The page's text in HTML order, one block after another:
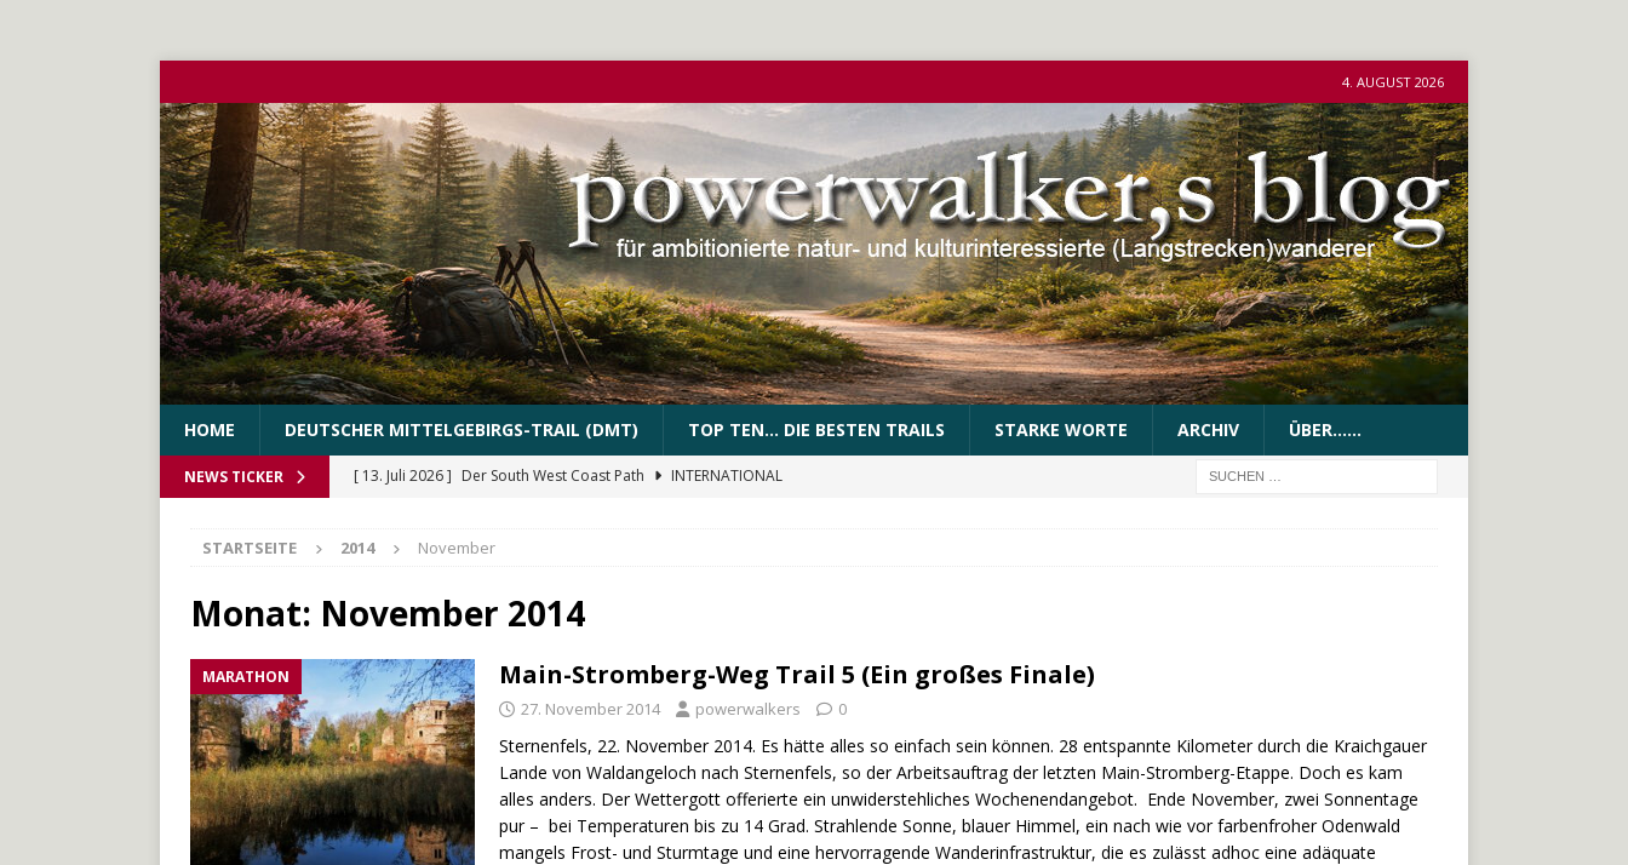
4. AUGUST 2026
HOME DEUTSCHER MITTELGEBIRGS-TRAIL (DMT) TOP TEN… DIE BESTEN TRAILS STARKE WORTE ARCHIV ÜBER……
NEWS TICKER [ 13. Juli 2026 ] Der South West Coast Path
INTERNATIONAL
[ 27. Mai 2026 ] Der München Trail
[ 3. Mai 2026 ]
Der Bliessteig
QUALITÄTSWANDERWEGE
STARTSEITE 2014 November
Monat: November 2014
MARATHON Main-Stromberg-Weg Trail 5 (Ein großes Finale)
27. November 2014 powerwalkers 0
Sternenfels, 22. November 2014. Es hätte alles so einfach sein können. 28 entspannte Kilometer durch die Kraichgauer
Lande von Waldangeloch nach Sternenfels, so der Arbeitsauftrag der letzten Main-Stromberg-Etappe. Doch es kam
alles anders. Der Wettergott offerierte ein unwiderstehliches Wochenendangebot. Ende November, zwei Sonnentage
pur – bei Temperaturen bis zu 14 Grad. Strahlende Sonne, blauer Himmel, ein nach wie vor farbenfroher Odenwald
mangels Frost- und Sturmtage und eine hervorragende Wanderinfrastruktur, die es zulässt adhoc eine adäquate